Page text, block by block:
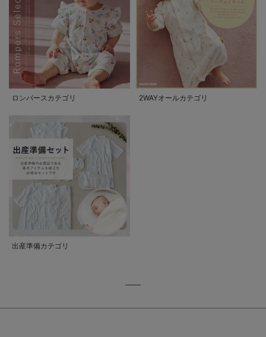
ロンパースカテゴリ 2WAYオールカテゴリ
出産準備カテゴリ